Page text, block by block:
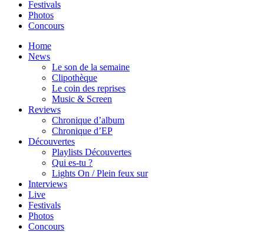
Festivals
Photos
Concours
Home
News
Le son de la semaine
Clipothèque
Le coin des reprises
Music & Screen
Reviews
Chronique d’album
Chronique d’EP
Découvertes
Playlists Découvertes
Qui es-tu ?
Lights On / Plein feux sur
Interviews
Live
Festivals
Photos
Concours